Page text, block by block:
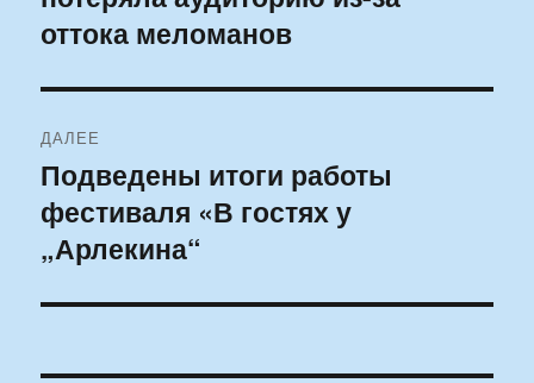
оттока меломанов
ДАЛЕЕ
Следующая
запись:
Подведены итоги работы
фестиваля «В гостях у
„Арлекина“